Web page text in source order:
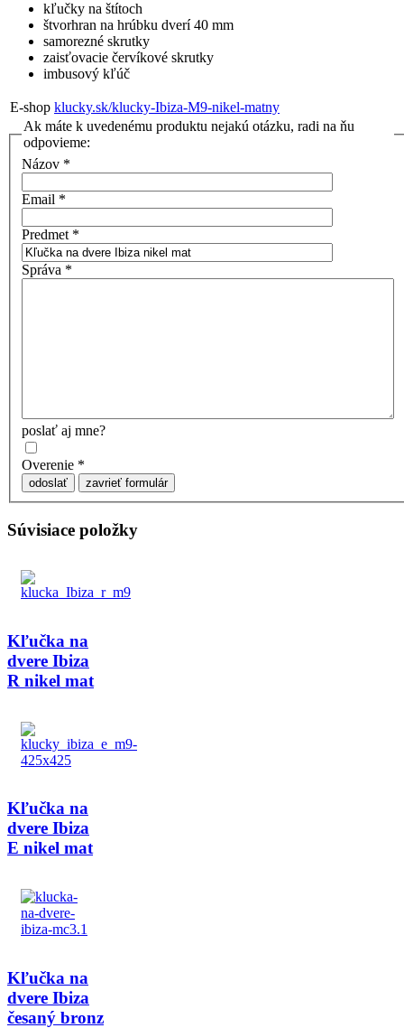
kľučky na štítoch
štvorhran na hrúbku dverí 40 mm
samorezné skrutky
zaisťovacie červíkové skrutky
imbusový kľúč
E-shop klucky.sk/klucky-Ibiza-M9-nikel-matny
Ak máte k uvedenému produktu nejakú otázku, radi na ňu
odpovieme:
Názov *
Email *
Predmet *
Správa *
poslať aj mne?
Overenie *
odoslať zavrieť formulár
Súvisiace položky
Kľučka na
dvere Ibiza
R nikel mat
Kľučka na
dvere Ibiza
E nikel mat
Kľučka na
dvere Ibiza
česaný bronz